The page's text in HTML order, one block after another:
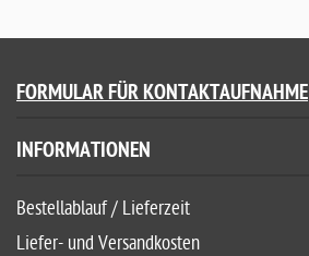
FORMULAR FÜR KONTAKTAUFNAHME
INFORMATIONEN
Bestellablauf / Lieferzeit
Liefer- und Versandkosten